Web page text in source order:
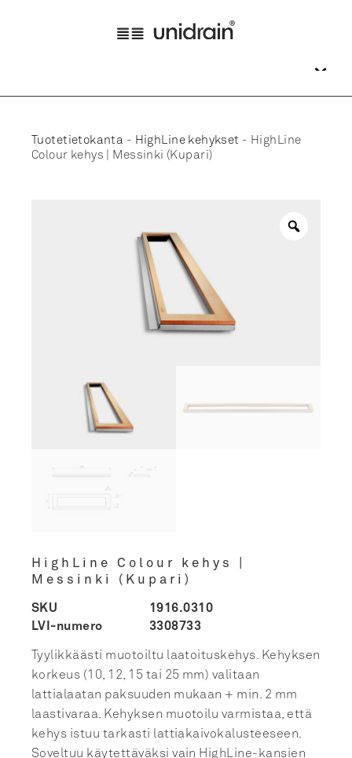
Tuotetietokanta - HighLine kehykset - HighLine
Colour kehys | Messinki (Kupari)
HighLine Colour kehys |
Messinki (Kupari)
SKU
1916.0310
LVI-numero
3308733
Tyylikkäästi muotoiltu laatoituskehys. Kehyksen
korkeus (10, 12, 15 tai 25 mm) valitaan
lattialaatan paksuuden mukaan + min. 2 mm
laastivaraa. Kehyksen muotoilu varmistaa, että
kehys istuu tarkasti lattiakaivokalusteeseen.
Soveltuu käytettäväksi vain HighLine-kansien